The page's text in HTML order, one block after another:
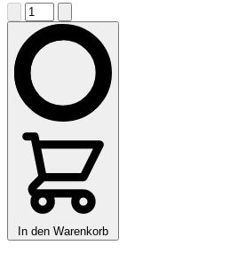
In den Warenkorb